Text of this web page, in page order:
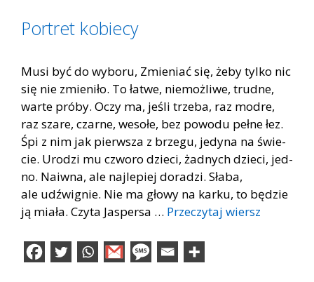
Portret kobiecy
Musi być do wy­bo­ru, Zmie­niać się, żeby tyl­ko nic
się nie zmie­ni­ło. To ła­twe, nie­moż­li­we, trud­ne,
war­te pró­by. Oczy ma, je­śli trze­ba, raz mo­dre,
raz sza­re, czar­ne, we­so­łe, bez po­wo­du peł­ne łez.
Śpi z nim jak pierw­sza z brze­gu, je­dy­na na świe­
cie. Uro­dzi mu czwo­ro dzie­ci, żad­nych dzie­ci, jed­
no. Na­iw­na, ale naj­le­piej do­ra­dzi. Sła­ba,
ale udźwi­gnie. Nie ma gło­wy na kar­ku, to bę­dzie
ją mia­ła. Czy­ta Ja­sper­sa … Przeczytaj wiersz